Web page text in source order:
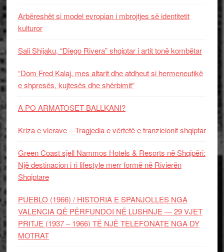
Arbëreshët si model evropian i mbrojtjes së identitetit
kulturor
Sali Shijaku, “Diego Rivera” shqiptar i artit tonë kombëtar
“Dom Fred Kalaj, mes altarit dhe atdheut si hermeneutikë
e shpresës, kujtesës dhe shërbimit”
A PO ARMATOSET BALLKANI?
Kriza e vlerave – Tragjedia e vërtetë e tranzicionit shqiptar
Green Coast sjell Nammos Hotels & Resorts në Shqipëri:
Një destinacion i ri lifestyle merr formë në Rivierën
Shqiptare
PUEBLO (1966) / HISTORIA E SPANJOLLES NGA
VALENCIA QË PËRFUNDOI NË LUSHNJE — 29 VJET
PRITJE (1937 – 1966) TË NJË TELEFONATE NGA DY
MOTRAT